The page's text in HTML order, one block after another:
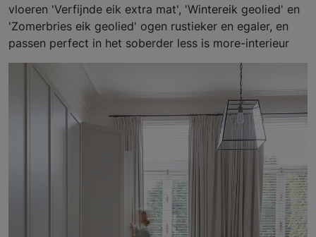
vloeren 'Verfijnde eik extra mat', 'Wintereik geolied' en
'Zomerbries eik geolied' ogen rustieker en egaler, en
passen perfect in het soberder less is more-interieur